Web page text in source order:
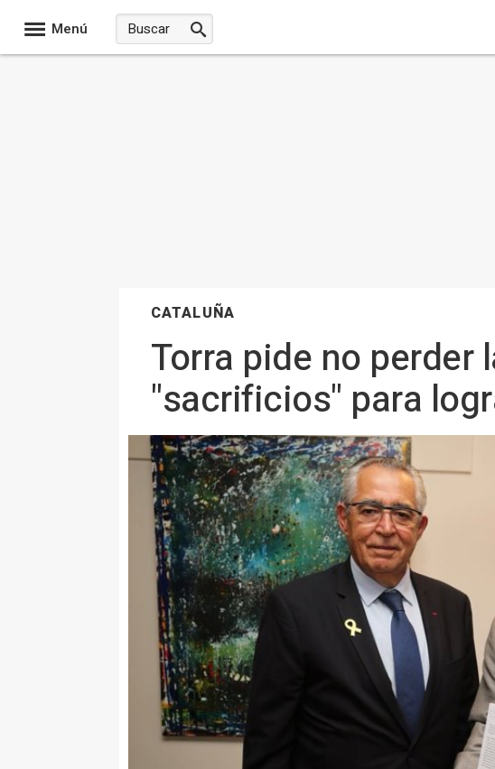
Menú
CATALUÑA
Torra pide no perder
"sacrificios" para